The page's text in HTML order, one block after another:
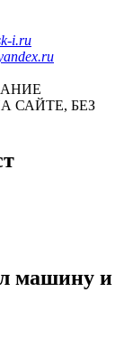
i.ru
САЙТЕ, БЕЗ
машину и